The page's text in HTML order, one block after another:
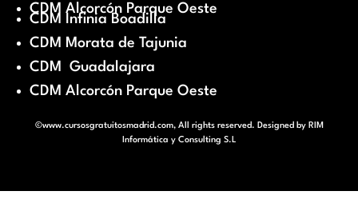
CDM Alcorcón Parque Oeste
CDM Infinia Boadilla
CDM Morata de Tajunia
CDM Guadalajara
CDM Alcorcón Parque Oeste
©www.cursosgratuitosmadrid.com, All rights reserved. Designed by RIM
Informática y Consulting S.L